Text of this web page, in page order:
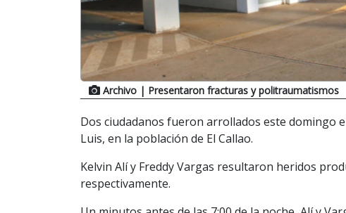
Archivo | Presentaron fracturas y politraumatismos
Dos ciudadanos fueron arrollados este domingo
Luis, en la población de El Callao.
Kelvin Alí y Freddy Vargas resultaron heridos
respectivamente.